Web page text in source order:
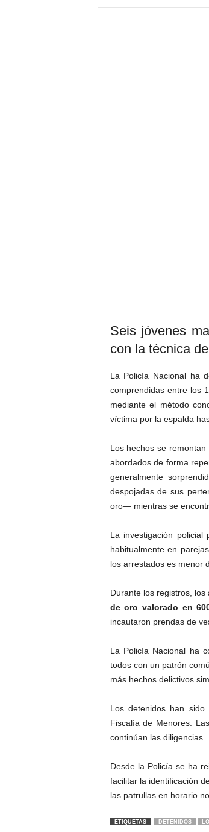
Seis jóvenes
con la técnica
La Policía Nacional ha
comprendidas entre los
mediante el método
víctima por la espalda
Los hechos se
abordados de forma
generalmente
despojadas de sus
oro— mientras se
La investigación policial
habitualmente en
los arrestados es menor
Durante los registros,
de oro valorado en
incautaron prendas de
La Policía Nacional ha
todos con un patrón
más hechos delictivos
Los detenidos han
Fiscalía de Menores.
continúan las diligencias.
Desde la Policía se ha
facilitar la identificación
las patrullas en horario
ETIQUETAS DETENIDOS